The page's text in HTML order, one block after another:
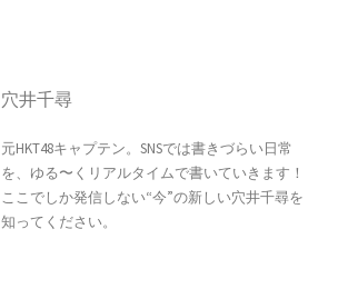
穴井千尋
元HKT48キャプテン。SNSでは書きづらい日常
を、ゆる〜くリアルタイムで書いていきます！
ここでしか発信しない“今”の新しい穴井千尋を
知ってください。